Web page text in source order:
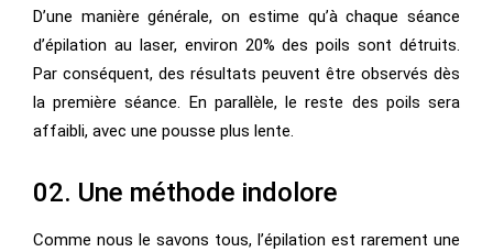
D’une manière générale, on estime qu’à chaque séance
d’épilation au laser, environ 20% des poils sont détruits.
Par conséquent, des résultats peuvent être observés dès
la première séance. En parallèle, le reste des poils sera
affaibli, avec une pousse plus lente.
02. Une méthode indolore
Comme nous le savons tous, l’épilation est rarement une